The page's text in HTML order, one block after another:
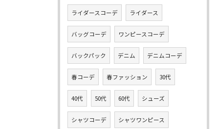
ライダースコーデ ライダース
バッグコーデ ワンピースコーデ
バックパック デニム デニムコーデ
春コーデ 春ファッション 30代
40代 50代 60代 シューズ
シャツコーデ シャツワンピース